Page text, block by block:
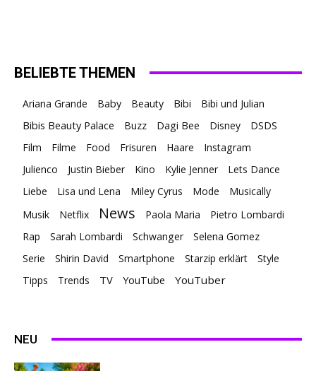
BELIEBTE THEMEN
Ariana Grande Baby Beauty Bibi Bibi und Julian
Bibis Beauty Palace Buzz Dagi Bee Disney
DSDS
Film
Filme Food Frisuren Haare
Instagram
Julienco
Justin Bieber Kino Kylie Jenner
Lets Dance
Liebe
Lisa und Lena Miley Cyrus Mode
Musically
Musik
Netflix News Paola Maria
Pietro Lombardi
Rap
Sarah Lombardi Schwanger
Selena Gomez
Serie
Shirin David Smartphone Starzip erklärt
Style
Tipps
Trends TV YouTube YouTuber
NEU